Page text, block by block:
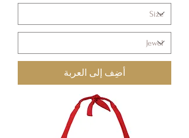
أضِف إلى العربة